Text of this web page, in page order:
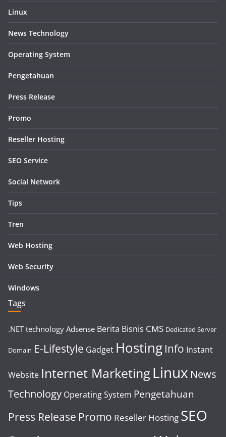
Linux
News Technology
Operating System
Pengetahuan
Press Release
Promo
Reseller Hosting
SEO Service
Social Network
Tips
Tren
Web Hosting
Web Security
Windows
Tags
.NET technology Adsense Berita Bisnis CMS Dedicated Server
Domain E-Lifestyle Gadget Hosting Info Instant
Website Internet Marketing Linux News
Technology Operating System Pengetahuan
Press Release Promo Reseller Hosting SEO